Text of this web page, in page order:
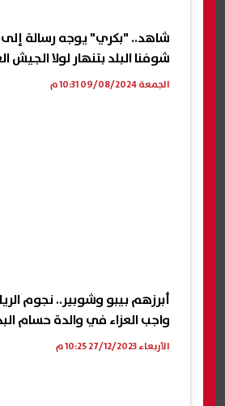
شاهد.. "بكري" يوجه رسالة إلى
شوفنا البلد بتنهار لولا الجيش
الجمعة 09/08/2024 10:31 م
أبرزهم بيبو وشوبير.. نجوم
واجب العزاء في والدة حسام
الأربعاء 27/12/2023 10:25 م